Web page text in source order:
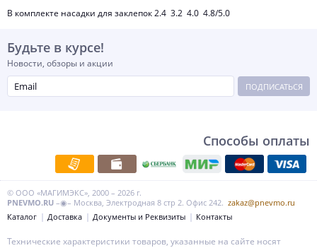
В комплекте насадки для заклепок 2.4 3.2 4.0 4.8/5.0
Будьте в курсе!
Новости, обзоры и акции
ПОДПИСАТЬСЯ
Способы оплаты
© ООО «МАГИМЭКС», 2000 – 2026 г.
PNEVMO.RU –◉– Москва, Электродная 8 стр 2. Офис 242. zakaz@pnevmo.ru
Каталог
Доставка Документы и Реквизиты Контакты
Технические характеристики товаров, указанные на сайте носят